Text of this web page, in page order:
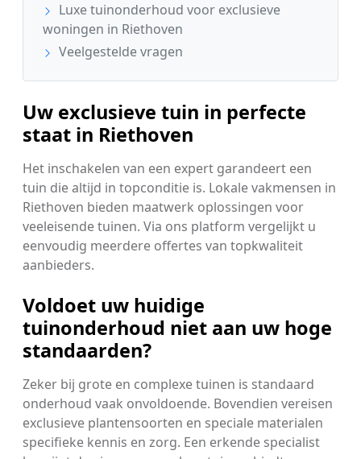
Luxe tuinonderhoud voor exclusieve
woningen in Riethoven
Veelgestelde vragen
Uw exclusieve tuin in perfecte
staat in Riethoven
Het inschakelen van een expert garandeert een
tuin die altijd in topconditie is. Lokale vakmensen in
Riethoven bieden maatwerk oplossingen voor
veeleisende tuinen. Via ons platform vergelijkt u
eenvoudig meerdere offertes van topkwaliteit
aanbieders.
Voldoet uw huidige
tuinonderhoud niet aan uw hoge
standaarden?
Zeker bij grote en complexe tuinen is standaard
onderhoud vaak onvoldoende. Bovendien vereisen
exclusieve plantensoorten en speciale materialen
specifieke kennis en zorg. Een erkende specialist